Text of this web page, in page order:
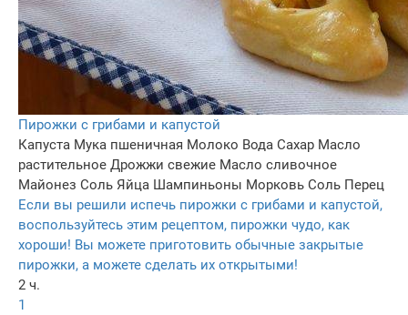
Пирожки с грибами и капустой
Капуста Мука пшеничная Молоко Вода Сахар Масло
растительное Дрожжи свежие Масло сливочное
Майонез Соль Яйца Шампиньоны Морковь Соль Перец
Если вы решили испечь пирожки с грибами и капустой,
воспользуйтесь этим рецептом, пирожки чудо, как
хороши! Вы можете приготовить обычные закрытые
пирожки, а можете сделать их открытыми!
2 ч.
1